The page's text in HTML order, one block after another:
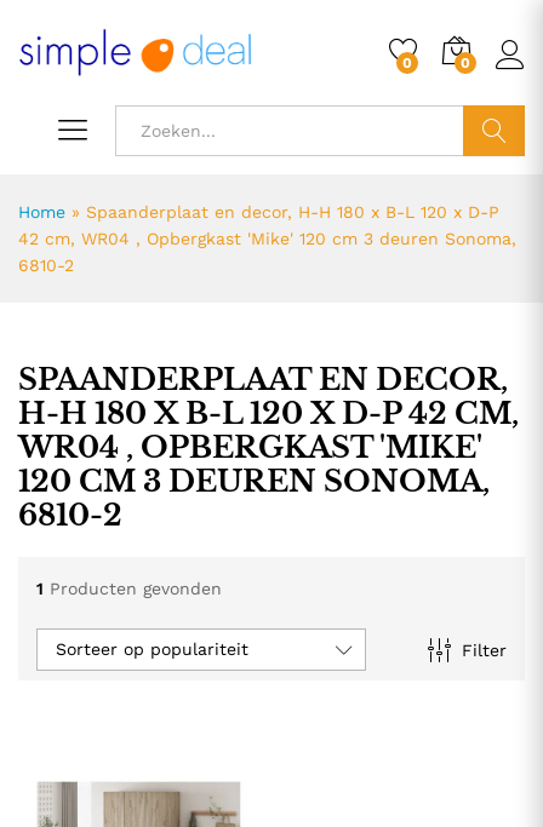
0 0
Home » Spaanderplaat en decor, H-H 180 x B-L 120 x D-P
42 cm, WR04 , Opbergkast 'Mike' 120 cm 3 deuren Sonoma,
6810-2
SPAANDERPLAAT EN DECOR,
H-H 180 X B-L 120 X D-P 42 CM,
WR04 , OPBERGKAST 'MIKE'
120 CM 3 DEUREN SONOMA,
6810-2
1 Producten gevonden
Filter
Sorteer op populariteit